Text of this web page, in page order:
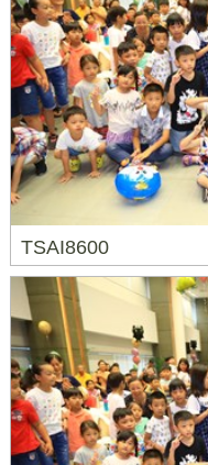
TSAI8600